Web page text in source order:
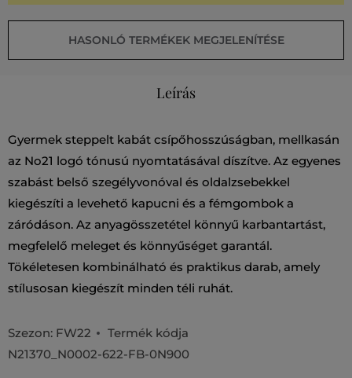
HASONLÓ TERMÉKEK MEGJELENÍTÉSE
Leírás
Gyermek steppelt kabát csípőhosszúságban, mellkasán
az No21 logó tónusú nyomtatásával díszítve. Az egyenes
szabást belső szegélyvonóval és oldalzsebekkel
kiegészíti a levehető kapucni és a fémgombok a
záródáson. Az anyagösszetétel könnyű karbantartást,
megfelelő meleget és könnyűséget garantál.
Tökéletesen kombinálható és praktikus darab, amely
stílusosan kiegészít minden téli ruhát.
Szezon: FW22
Termék kódja
N21370_N0002-622-FB-0N900